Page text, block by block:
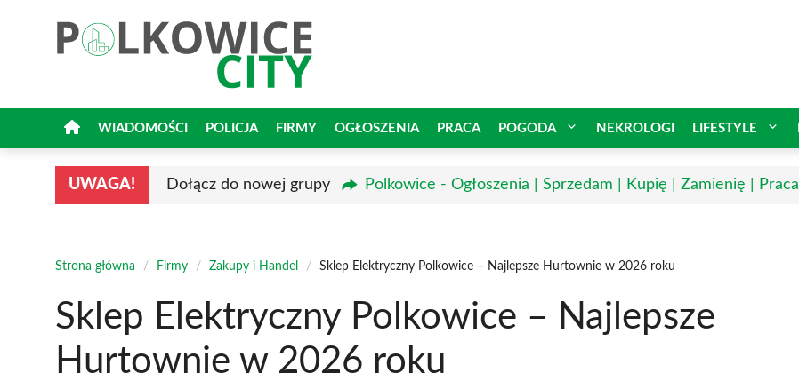
WIADOMOŚCI POLICJA FIRMY OGŁOSZENIA PRACA POGODA NEKROLOGI LIFESTYLE
UWAGA! Dołącz do nowej grupy Polkowice - Ogłoszenia | Sprzedam | Kupię | Zamienię | Praca
Strona główna / Firmy / Zakupy i Handel / Sklep Elektryczny Polkowice – Najlepsze Hurtownie w 2026 roku
Sklep Elektryczny Polkowice – Najlepsze
Hurtownie w 2026 roku